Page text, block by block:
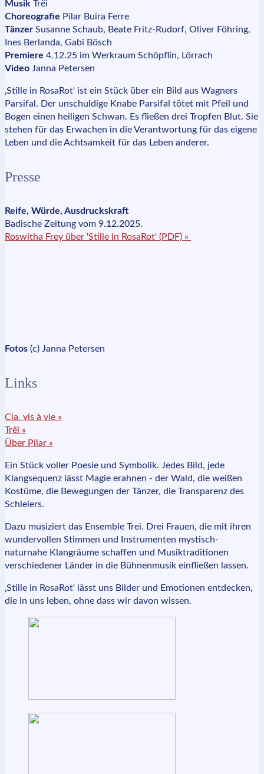
Musik Trëi
Choreografie Pilar Buira Ferre
Tänzer Susanne Schaub, Beate Fritz-Rudorf, Oliver Föhring,
Ines Berlanda, Gabi Bösch
Premiere 4.12.25 im Werkraum Schöpflin, Lörrach
Video Janna Petersen
‚Stille in RosaRot‘ ist ein Stück über ein Bild aus Wagners
Parsifal. Der unschuldige Knabe Parsifal tötet mit Pfeil und
Bogen einen heiligen Schwan. Es fließen drei Tropfen Blut. Sie
stehen für das Erwachen in die Verantwortung für das eigene
Leben und die Achtsamkeit für das Leben anderer.
Presse
Reife, Würde, Ausdruckskraft
Badische Zeitung vom 9.12.2025.
Roswitha Frey über 'Stille in RosaRot' (PDF) »
Fotos (c) Janna Petersen
Links
Cia. vis à vie »
Trëi »
Über Pilar »
Ein Stück voller Poesie und Symbolik. Jedes Bild, jede
Klangsequenz lässt Magie erahnen - der Wald, die weißen
Kostüme, die Bewegungen der Tänzer, die Transparenz des
Schleiers.
Dazu musiziert das Ensemble Trei. Drei Frauen, die mit ihren
wundervollen Stimmen und Instrumenten mystisch-
naturnahe Klangräume schaffen und Musiktraditionen
verschiedener Länder in die Bühnenmusik einfließen lassen.
‚Stille in RosaRot‘ lässt uns Bilder und Emotionen entdecken,
die in uns leben, ohne dass wir davon wissen.